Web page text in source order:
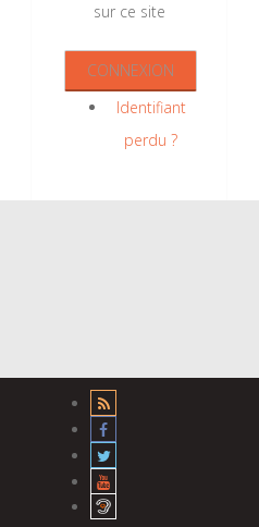
sur ce site
Identifiant
perdu ?